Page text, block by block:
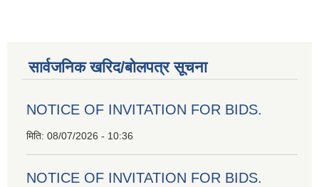
सार्वजनिक खरिद/बोलपत्र सूचना
NOTICE OF INVITATION FOR BIDS.
मिति: 08/07/2026 - 10:36
NOTICE OF INVITATION FOR BIDS.